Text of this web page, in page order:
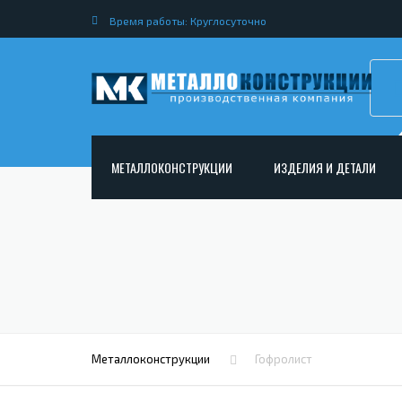
Время работы: Круглосуточно
МЕТАЛЛОКОНСТРУКЦИИ
ИЗГОТОВЛЕНИЕ ЛЕСТНИЦ ИЗ МЕТАЛЛА
ОТКРЫТАЯ КРАНОВАЯ ЭСТАКАДА
ИЗДЕЛИЯ И ДЕТАЛИ
МЕТАЛЛИЧЕСКИЕ КОЛОННЫ
Металлоконструкции Гофролист